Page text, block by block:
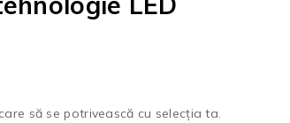
să se potrivească cu selecția ta.